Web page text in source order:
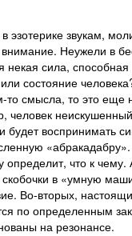
эзотерике звукам,
внимание. Неужели в
некая сила,
состояние
смысла, то это еще
человек
будет воспринимать
определит, что к чему.
скобочки в «умную
Во-вторых,
по определенным
на резонансе.